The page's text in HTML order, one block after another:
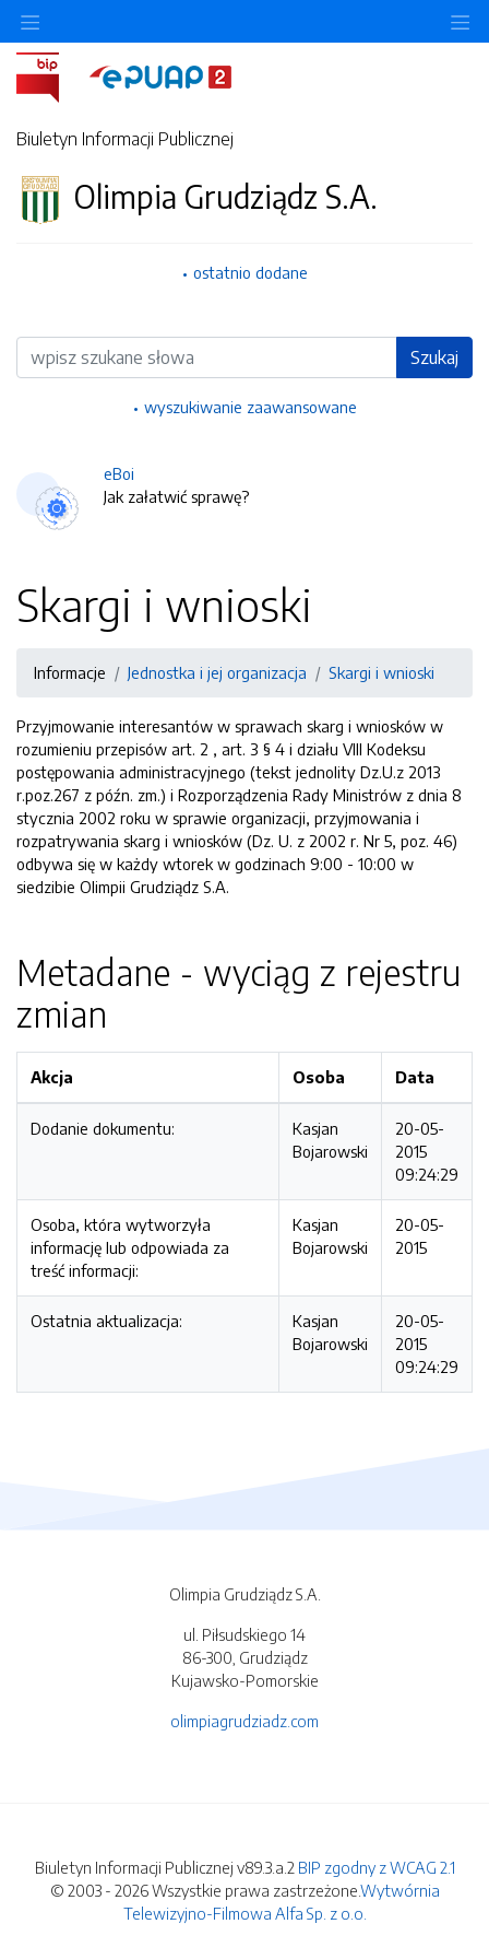
Biuletyn Informacji Publicznej
Olimpia Grudziądz S.A.
ostatnio dodane
Wyszukiwarka Szukaj
wyszukiwanie zaawansowane
eBoi
Jak załatwić sprawę?
Skargi i wnioski
Informacje Jednostka i jej organizacja Skargi i wnioski
Przyjmowanie interesantów w sprawach skarg i wniosków w
rozumieniu przepisów art. 2 , art. 3 § 4 i działu VIII Kodeksu
postępowania administracyjnego (tekst jednolity Dz.U.z 2013
r.poz.267 z późn. zm.) i Rozporządzenia Rady Ministrów z dnia 8
stycznia 2002 roku w sprawie organizacji, przyjmowania i
rozpatrywania skarg i wniosków (Dz. U. z 2002 r. Nr 5, poz. 46)
odbywa się w każdy wtorek w godzinach 9:00 - 10:00 w
siedzibie Olimpii Grudziądz S.A.
Metadane - wyciąg z rejestru
zmian
Akcja Osoba Data
Dodanie dokumentu:
Kasjan
Bojarowski
20-05-
2015
09:24:29
Osoba, która wytworzyła
informację lub odpowiada za
treść informacji:
Kasjan
Bojarowski
20-05-
2015
Ostatnia aktualizacja:
Kasjan
Bojarowski
20-05-
2015
09:24:29
Olimpia Grudziądz S.A.
ul. Piłsudskiego 14
86-300, Grudziądz
Kujawsko-Pomorskie
olimpiagrudziadz.com
Biuletyn Informacji Publicznej v89.3.a.2 BIP zgodny z WCAG 2.1
© 2003 - 2026 Wszystkie prawa zastrzeżone.Wytwórnia
Telewizyjno-Filmowa Alfa Sp. z o.o.